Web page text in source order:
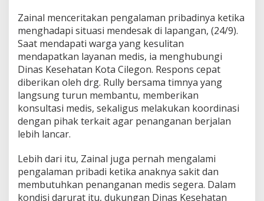
Zainal menceritakan pengalaman pribadinya ketika
menghadapi situasi mendesak di lapangan, (24/9).
Saat mendapati warga yang kesulitan
mendapatkan layanan medis, ia menghubungi
Dinas Kesehatan Kota Cilegon. Respons cepat
diberikan oleh drg. Rully bersama timnya yang
langsung turun membantu, memberikan
konsultasi medis, sekaligus melakukan koordinasi
dengan pihak terkait agar penanganan berjalan
lebih lancar.
Lebih dari itu, Zainal juga pernah mengalami
pengalaman pribadi ketika anaknya sakit dan
membutuhkan penanganan medis segera. Dalam
kondisi darurat itu, dukungan Dinas Kesehatan